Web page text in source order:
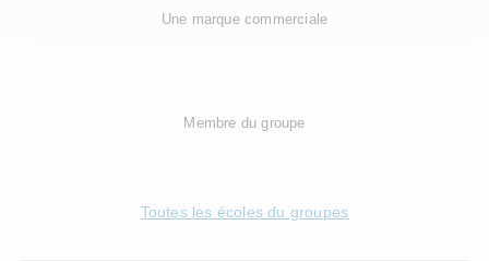
Une marque commerciale
Membre du groupe
Toutes les écoles du groupes